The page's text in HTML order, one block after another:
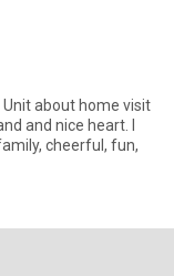
Unit about home visit
and nice heart. I